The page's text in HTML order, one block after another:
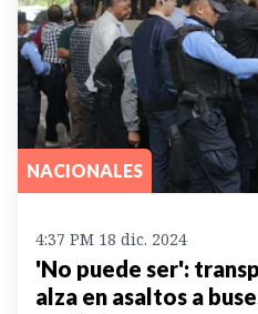
NACIONALES
4:37 PM 18 dic. 2024
'No puede ser':
alza en asaltos a